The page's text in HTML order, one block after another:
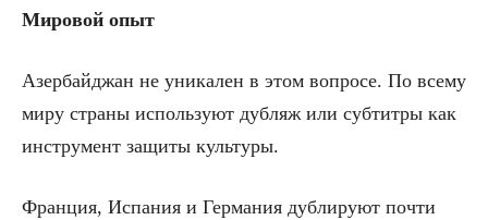
Мировой опыт
Азербайджан не уникален в этом вопросе. По всему
миру страны используют дубляж или субтитры как
инструмент защиты культуры.
Франция, Испания и Германия дублируют почти